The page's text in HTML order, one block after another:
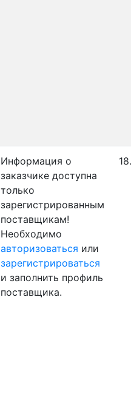
Информация о
заказчике доступна
только
зарегистрированным
поставщикам!
Необходимо
авторизоваться или
зарегистрироваться
и заполнить профиль
поставщика.